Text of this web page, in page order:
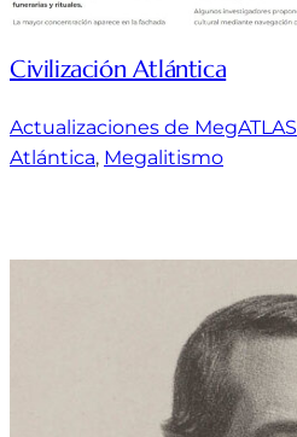
Civilización Atlántica
Actualizaciones de MegATLAS
Atlántica, Megalitismo